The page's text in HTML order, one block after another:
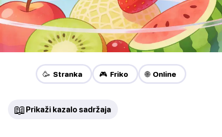
🥳 Stranka 🎮 Friko 🌐 Online
📖 Prikaži kazalo sadržaja